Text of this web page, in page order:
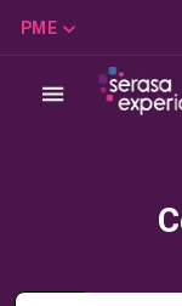
PME